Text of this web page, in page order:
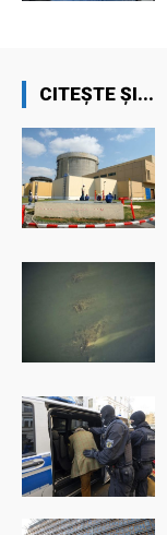
CITEȘTE ȘI...